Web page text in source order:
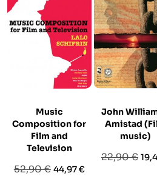
Music
Composition for
Film and
Television
Prezzo
52,90 € Prezzo
44,97 €
John
Amistad
music)
Prezzo
22,90 €